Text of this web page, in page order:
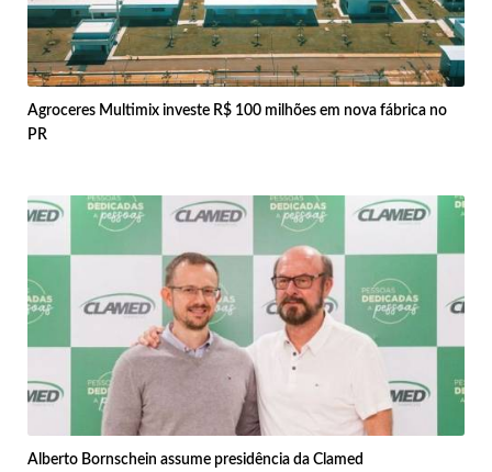
Agroceres Multimix investe R$ 100 milhões em nova fábrica no
PR
Alberto Bornschein assume presidência da Clamed